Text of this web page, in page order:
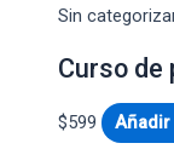
Sin
Curso de
$599